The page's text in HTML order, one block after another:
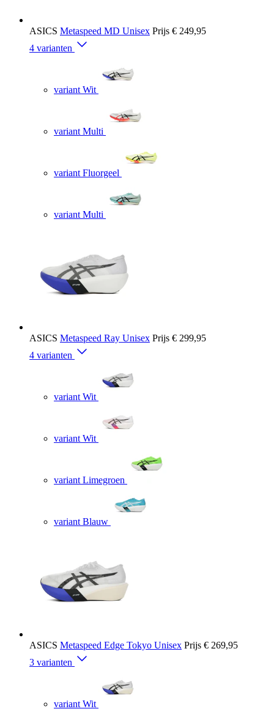
ASICS Metaspeed MD Unisex Prijs € 249,95
4 varianten
variant Wit
variant Multi
variant Fluorgeel
variant Multi
ASICS Metaspeed Ray Unisex Prijs € 299,95
4 varianten
variant Wit
variant Wit
variant Limegroen
variant Blauw
ASICS Metaspeed Edge Tokyo Unisex Prijs € 269,95
3 varianten
variant Wit